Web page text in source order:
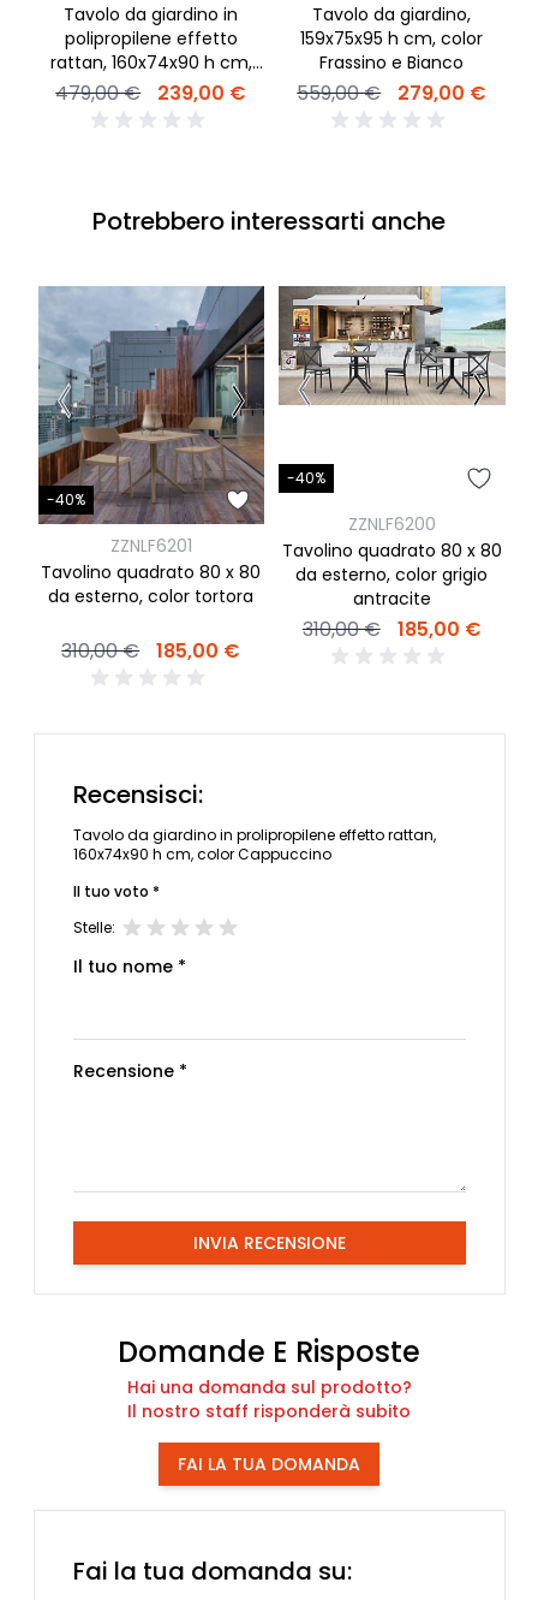
Tavolo da giardino in
polipropilene effetto
rattan, 160x74x90 h cm,
color Grafite
479,00 € 239,00 €
Tavolo da giardino,
159x75x95 h cm, color
Frassino e Bianco
559,00 € 279,00 €
Potrebbero interessarti anche
-40%
ZZNLF6201
Tavolino quadrato 80 x 80
da esterno, color tortora
310,00 € 185,00 €
-40%
ZZNLF6200
Tavolino quadrato 80 x 80
da esterno, color grigio
antracite
310,00 € 185,00 €
Recensisci:
Tavolo da giardino in prolipropilene effetto rattan,
160x74x90 h cm, color Cappuccino
Il tuo voto *
Stelle:
Il tuo nome *
Recensione *
INVIA RECENSIONE
Domande E Risposte
Hai una domanda sul prodotto?
Il nostro staff risponderà subito
FAI LA TUA DOMANDA
Fai la tua domanda su: